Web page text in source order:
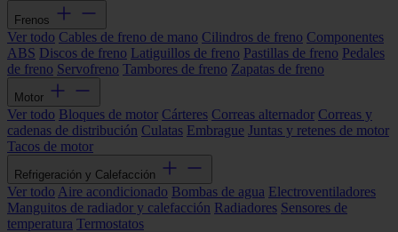
Frenos
Ver todo Cables de freno de mano Cilindros de freno Componentes
ABS Discos de freno Latiguillos de freno Pastillas de freno Pedales
de freno Servofreno Tambores de freno Zapatas de freno
Motor
Ver todo Bloques de motor Cárteres Correas alternador Correas y
cadenas de distribución Culatas Embrague Juntas y retenes de motor
Tacos de motor
Refrigeración y Calefacción
Ver todo Aire acondicionado Bombas de agua Electroventiladores
Manguitos de radiador y calefacción Radiadores Sensores de
temperatura Termostatos